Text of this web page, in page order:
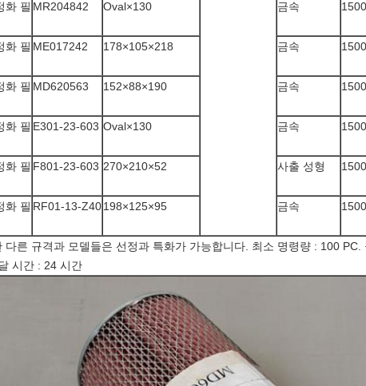
화 필 MR204842 Oval×130 금속
화 필 ME017242 178×105×218 금속
화 필 MD620563 152×88×190 금속
화 필 E301-23-603 Oval×130 금속
화 필 F801-23-603 270×210×52 사출 성형
화 필 RF01-13-Z40198×125×95 금속
다른 규격과 모델들은 선정과 특화가 가능합니다. 최소 명령량 : 100
시간 : 24 시간